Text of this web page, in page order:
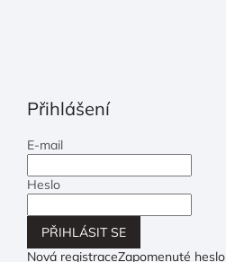
Přihlášení
E-mail
Heslo
PŘIHLÁSIT SE
Nová registraceZapomenuté heslo